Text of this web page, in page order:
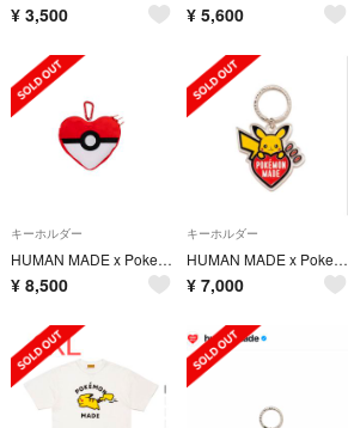
¥ 3,500 ¥ 5,600
キーホルダー
HUMAN MADE x Pokemon Made HeartPasscase
¥ 8,500
キーホルダー
HUMAN MADE x Pokemon Made Key Ring
¥ 7,000